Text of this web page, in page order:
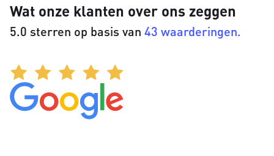
Wat onze klanten over ons zeggen
5.0 sterren op basis van 43 waarderingen.